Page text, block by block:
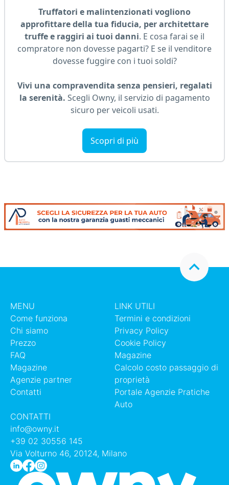
Truffatori e malintenzionati vogliono
approfittare della tua fiducia, per architettare
truffe e raggiri ai tuoi danni. E cosa farai se il
compratore non dovesse pagarti? E se il venditore
dovesse fuggire con i tuoi soldi?
Vivi una compravendita senza pensieri, regalati
la serenità. Scegli Owny, il servizio di pagamento
sicuro per veicoli usati.
Scopri di più
MENU
Come funziona
Chi siamo
Prezzo
FAQ
Magazine
Agenzie partner
Contatti
CONTATTI
info@owny.it
+39 02 30556 145
Via Volturno 46, 20124, Milano
LINK UTILI
Termini e condizioni
Privacy Policy
Cookie Policy
Magazine
Calcolo costo passaggio di
proprietà
Portale Agenzie Pratiche
Auto